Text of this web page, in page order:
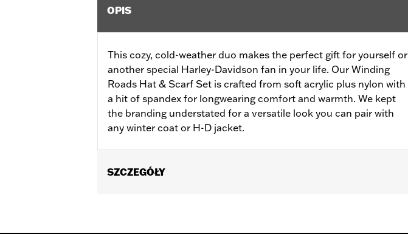
OPIS
This cozy, cold-weather duo makes the perfect gift for yourself or
another special Harley-Davidson fan in your life. Our Winding
Roads Hat & Scarf Set is crafted from soft acrylic plus nylon with
a hit of spandex for longwearing comfort and warmth. We kept
the branding understated for a versatile look you can pair with
any winter coat or H-D jacket.
SZCZEGÓŁY
Origin:Imported